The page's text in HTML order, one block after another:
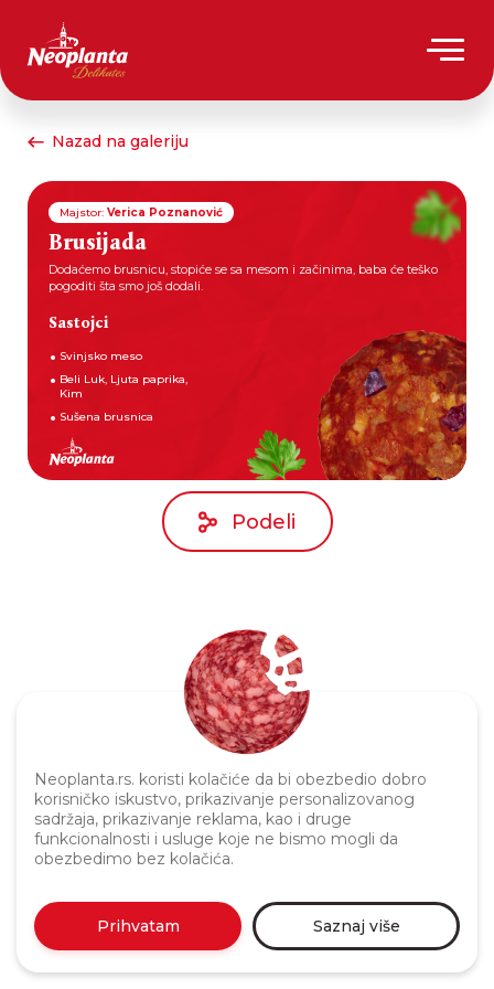
Neoplanta.rs. koristi kolačiće da bi obezbedio dobro
korisničko iskustvo, prikazivanje personalizovanog
sadržaja, prikazivanje reklama, kao i druge
funkcionalnosti i usluge koje ne bismo mogli da
obezbedimo bez kolačića.
Prihvatam Saznaj više
Nazad na galeriju
Majstor: Verica Poznanović
Brusijada
Dodaćemo brusnicu, stopiće se sa mesom i začinima, baba će teško
pogoditi šta smo još dodali.
Sastojci
Svinjsko meso
Beli Luk, Ljuta paprika,
Kim
Sušena brusnica
Podeli
Politika privatnosti